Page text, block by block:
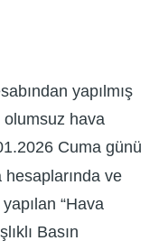
yapılmış
hava
Cuma günü
ve
“Hava
Basın